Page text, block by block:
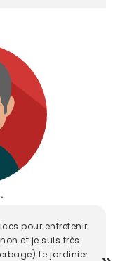
pour entretenir
et je suis très
Le jardinier